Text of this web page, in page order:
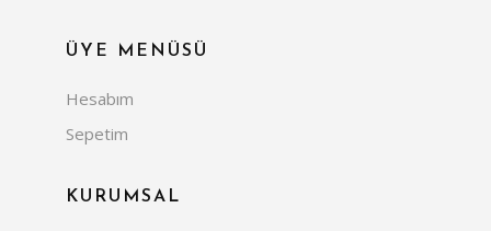
ÜYE MENÜSÜ
Hesabım
Sepetim
KURUMSAL